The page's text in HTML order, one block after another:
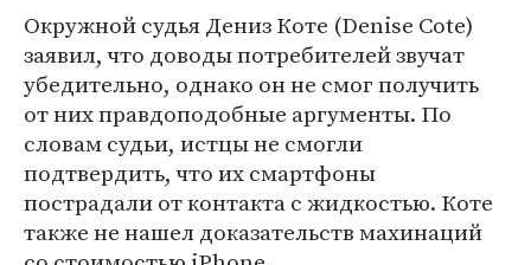
Окружной судья Дениз Коте (Denise Cote)
заявил, что доводы потребителей звучат
убедительно, однако он не смог получить
от них правдоподобные аргументы. По
словам судьи, истцы не смогли
подтвердить, что их смартфоны
пострадали от контакта с жидкостью. Коте
также не нашел доказательств махинаций